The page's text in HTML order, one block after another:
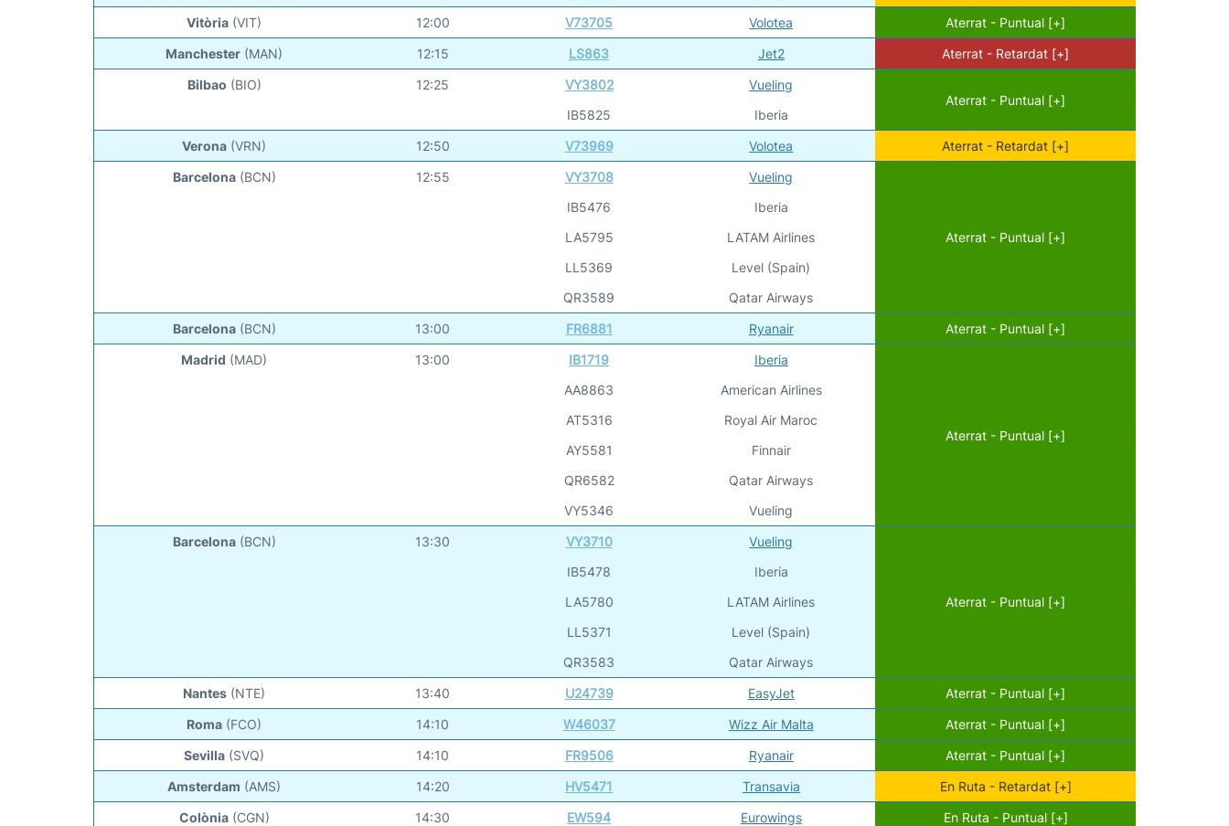
Vitòria (VIT) 12:00 V73705 Volotea
Aterrat - Puntual [+]
Manchester (MAN) 12:15 LS863 Jet2
Aterrat - Retardat [+]
Bilbao (BIO) 12:25
VY3802
IB5825
Vueling
Iberia
Aterrat - Puntual [+]
Verona (VRN) 12:50 V73969 Volotea
Aterrat - Retardat [+]
Barcelona (BCN) 12:55
VY3708
IB5476
LA5795
LL5369
QR3589
Vueling
Iberia
LATAM Airlines
Level (Spain)
Qatar Airways
Aterrat - Puntual [+]
Barcelona (BCN) 13:00 FR6881 Ryanair
Aterrat - Puntual [+]
Madrid (MAD) 13:00
IB1719
AA8863
AT5316
AY5581
QR6582
VY5346
Iberia
American Airlines
Royal Air Maroc
Finnair
Qatar Airways
Vueling
Aterrat - Puntual [+]
Barcelona (BCN) 13:30
VY3710
IB5478
LA5780
LL5371
QR3583
Vueling
Iberia
LATAM Airlines
Level (Spain)
Qatar Airways
Aterrat - Puntual [+]
Nantes (NTE) 13:40 U24739 EasyJet
Aterrat - Puntual [+]
Roma (FCO) 14:10 W46037 Wizz Air Malta
Aterrat - Puntual [+]
Sevilla (SVQ) 14:10 FR9506 Ryanair
Aterrat - Puntual [+]
Amsterdam (AMS) 14:20 HV5471 Transavia
En Ruta - Retardat [+]
Colònia (CGN) 14:30 EW594 Eurowings
En Ruta - Puntual [+]